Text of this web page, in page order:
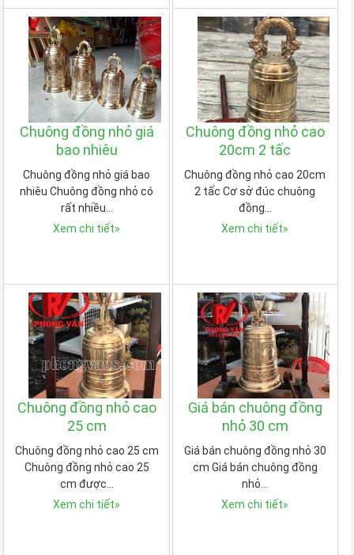
Chuông đồng nhỏ giá
bao nhiêu
Chuông đồng nhỏ giá bao
nhiêu Chuông đồng nhỏ có
rất nhiều…
Xem chi tiết»
Chuông đồng nhỏ cao
20cm 2 tấc
Chuông đồng nhỏ cao 20cm
2 tấc Cơ sở đúc chuông
đồng…
Xem chi tiết»
Chuông đồng nhỏ cao
25 cm
Chuông đồng nhỏ cao 25 cm
Chuông đồng nhỏ cao 25
cm được…
Xem chi tiết»
Giá bán chuông đồng
nhỏ 30 cm
Giá bán chuông đồng nhỏ 30
cm Giá bán chuông đồng
nhỏ…
Xem chi tiết»